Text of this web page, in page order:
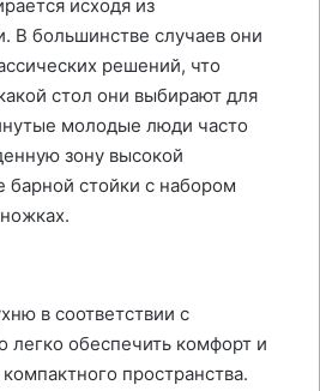
исходя из
В большинстве случаев они
решений, что
стол они выбирают для
молодые люди часто
зону высокой
барной стойки с набором
в соответствии с
обеспечить комфорт и
пространства.